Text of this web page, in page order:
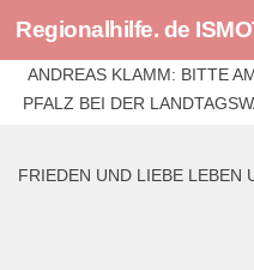
Skip to content
ANDREAS KLAMM: BITTE
PFALZ BEI DER
FRIEDEN UND LIEBE LEBEN